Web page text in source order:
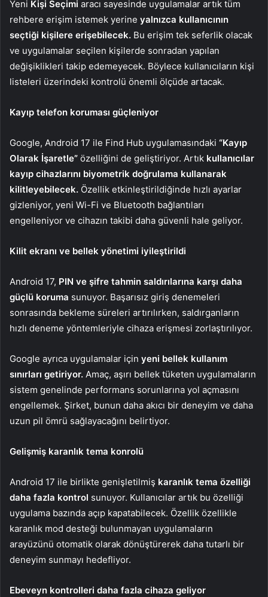
Yeni Kişi Seçimi aracı sayesinde uygulamalar artık tüm
rehbere erişim istemek yerine yalnızca kullanıcının
seçtiği kişilere erişebilecek. Bu erişim tek seferlik olacak
ve uygulamalar seçilen kişilerde sonradan yapılan
değişiklikleri takip edemeyecek. Böylece kullanıcıların kişi
listeleri üzerindeki kontrolü önemli ölçüde artacak.
Kayıp telefon koruması güçleniyor
Google, Android 17 ile Find Hub uygulamasındaki “Kayıp
Olarak İşaretle” özelliğini de geliştiriyor. Artık kullanıcılar
kayıp cihazlarını biyometrik doğrulama kullanarak
kilitleyebilecek. Özellik etkinleştirildiğinde hızlı ayarlar
gizleniyor, yeni Wi-Fi ve Bluetooth bağlantıları
engelleniyor ve cihazın takibi daha güvenli hale geliyor.
Kilit ekranı ve bellek yönetimi iyileştirildi
Android 17, PIN ve şifre tahmin saldırılarına karşı daha
güçlü koruma sunuyor. Başarısız giriş denemeleri
sonrasında bekleme süreleri artırılırken, saldırganların
hızlı deneme yöntemleriyle cihaza erişmesi zorlaştırılıyor.
Google ayrıca uygulamalar için yeni bellek kullanım
sınırları getiriyor. Amaç, aşırı bellek tüketen uygulamaların
sistem genelinde performans sorunlarına yol açmasını
engellemek. Şirket, bunun daha akıcı bir deneyim ve daha
uzun pil ömrü sağlayacağını belirtiyor.
Gelişmiş karanlık tema konrolü
Android 17 ile birlikte genişletilmiş karanlık tema özelliği
daha fazla kontrol sunuyor. Kullanıcılar artık bu özelliği
uygulama bazında açıp kapatabilecek. Özellik özellikle
karanlık mod desteği bulunmayan uygulamaların
arayüzünü otomatik olarak dönüştürerek daha tutarlı bir
deneyim sunmayı hedefliyor.
Ebeveyn kontrolleri daha fazla cihaza geliyor